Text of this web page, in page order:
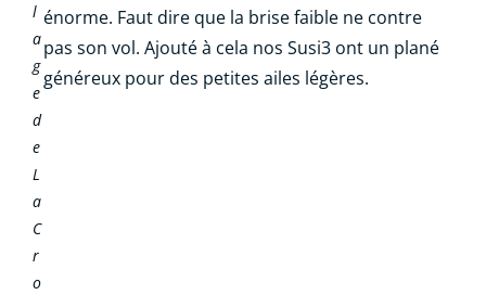
énorme. Faut dire que la brise faible ne contre
pas son vol. Ajouté à cela nos Susi3 ont un plané
généreux pour des petites ailes légères.
l
a
g
e
d
e
L
a
C
r
o